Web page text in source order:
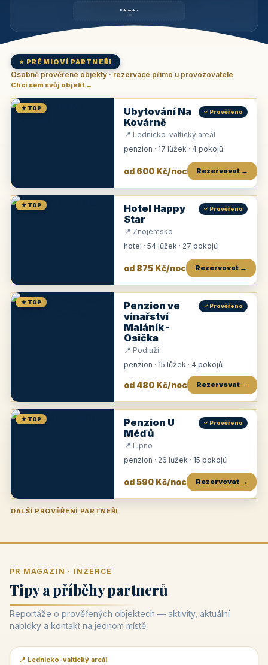
Rakousko
brzy
⭐ PRÉMIOVÍ PARTNEŘI
Osobně prověřené objekty · rezervace přímo u provozovatele
Chci sem svůj objekt →
★ TOP
Ubytování Na
Kovárně
✓ Prověřeno
📍 Lednicko-valtický areál
penzion · 17 lůžek · 4 pokojů
od 600 Kč/noc Rezervovat →
★ TOP
Hotel Happy
Star
✓ Prověřeno
📍 Znojemsko
hotel · 54 lůžek · 27 pokojů
od 875 Kč/noc Rezervovat →
★ TOP
Penzion ve
vinařství
Maláník -
Osička
✓ Prověřeno
📍 Podluží
penzion · 15 lůžek · 4 pokojů
od 480 Kč/noc Rezervovat →
★ TOP
Penzion U
Méďů
✓ Prověřeno
📍 Lipno
penzion · 26 lůžek · 15 pokojů
od 590 Kč/noc Rezervovat →
DALŠÍ PROVĚŘENÍ PARTNEŘI
Penzion U Zámku Pension Faber
PR MAGAZÍN · INZERCE
Tipy a příběhy partnerů
Reportáže o prověřených objektech — aktivity, aktuální
nabídky a kontakt na jednom místě.
📰 PR článek
📍 Lednicko-valtický areál